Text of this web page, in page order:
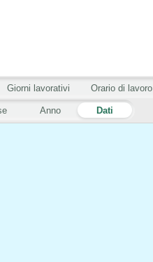
Anno Dati
Giorni lavorativi Orario di lavoro